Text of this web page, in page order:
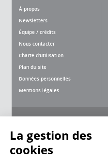
À propos
Newsletters
Équipe / crédits
Nous contacter
Charte d'utilisation
Plan du site
Données personnelles
Mentions légales
La gestion des
cookies